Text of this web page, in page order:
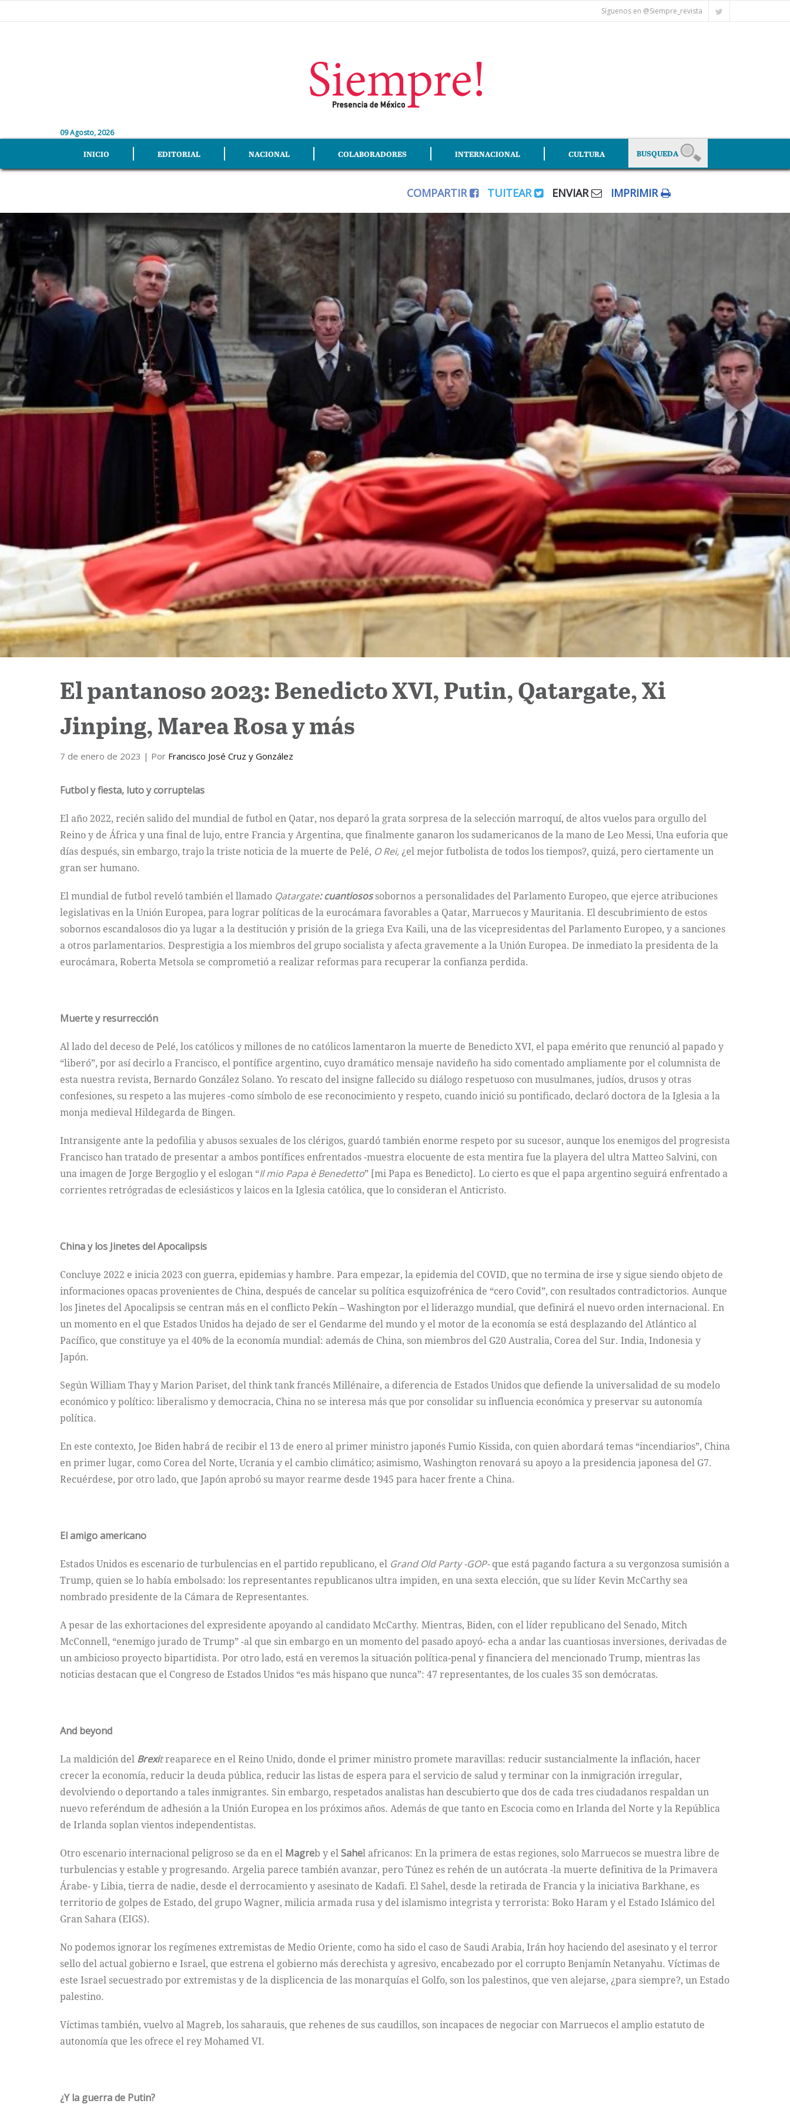
Síguenos en @Siempre_revista
09 Agosto, 2026
INICIO EDITORIAL NACIONAL COLABORADORES INTERNACIONAL CULTURA
COMPARTIR TUITEAR ENVIAR IMPRIMIR
El pantanoso 2023: Benedicto XVI, Putin, Qatargate, Xi
Jinping, Marea Rosa y más
7 de enero de 2023 | Por Francisco José Cruz y González
Futbol y fiesta, luto y corruptelas
El año 2022, recién salido del mundial de futbol en Qatar, nos deparó la grata sorpresa de la selección marroquí, de altos vuelos para orgullo del
Reino y de África y una final de lujo, entre Francia y Argentina, que finalmente ganaron los sudamericanos de la mano de Leo Messi, Una euforia que
días después, sin embargo, trajo la triste noticia de la muerte de Pelé, O Rei, ¿el mejor futbolista de todos los tiempos?, quizá, pero ciertamente un
gran ser humano.
El mundial de futbol reveló también el llamado Qatargate: cuantiosossobornos a personalidades del Parlamento Europeo, que ejerce atribuciones
legislativas en la Unión Europea, para lograr políticas de la eurocámara favorables a Qatar, Marruecos y Mauritania. El descubrimiento de estos
sobornos escandalosos dio ya lugar a la destitución y prisión de la griega Eva Kaili, una de las vicepresidentas del Parlamento Europeo, y a sanciones
a otros parlamentarios. Desprestigia a los miembros del grupo socialista y afecta gravemente a la Unión Europea. De inmediato la presidenta de la
eurocámara, Roberta Metsola se comprometió a realizar reformas para recuperar la confianza perdida.
Muerte y resurrección
Al lado del deceso de Pelé, los católicos y millones de no católicos lamentaron la muerte de Benedicto XVI, el papa emérito que renunció al papado y
“liberó”, por así decirlo a Francisco, el pontífice argentino, cuyo dramático mensaje navideño ha sido comentado ampliamente por el columnista de
esta nuestra revista, Bernardo González Solano. Yo rescato del insigne fallecido su diálogo respetuoso con musulmanes, judíos, drusos y otras
confesiones, su respeto a las mujeres -como símbolo de ese reconocimiento y respeto, cuando inició su pontificado, declaró doctora de la Iglesia a la
monja medieval Hildegarda de Bingen.
Intransigente ante la pedofilia y abusos sexuales de los clérigos, guardó también enorme respeto por su sucesor, aunque los enemigos del progresista
Francisco han tratado de presentar a ambos pontífices enfrentados -muestra elocuente de esta mentira fue la playera del ultra Matteo Salvini, con
una imagen de Jorge Bergoglio y el eslogan “Il mio Papa è Benedetto” [mi Papa es Benedicto]. Lo cierto es que el papa argentino seguirá enfrentado a
corrientes retrógradas de eclesiásticos y laicos en la Iglesia católica, que lo consideran el Anticristo.
China y los Jinetes del Apocalipsis
Concluye 2022 e inicia 2023 con guerra, epidemias y hambre. Para empezar, la epidemia del COVID, que no termina de irse y sigue siendo objeto de
informaciones opacas provenientes de China, después de cancelar su política esquizofrénica de “cero Covid”, con resultados contradictorios. Aunque
los Jinetes del Apocalipsis se centran más en el conflicto Pekín – Washington por el liderazgo mundial, que definirá el nuevo orden internacional. En
un momento en el que Estados Unidos ha dejado de ser el Gendarme del mundo y el motor de la economía se está desplazando del Atlántico al
Pacífico, que constituye ya el 40% de la economía mundial: además de China, son miembros del G20 Australia, Corea del Sur. India, Indonesia y
Japón.
Según William Thay y Marion Pariset, del think tank francés Millénaire, a diferencia de Estados Unidos que defiende la universalidad de su modelo
económico y político: liberalismo y democracia, China no se interesa más que por consolidar su influencia económica y preservar su autonomía
política.
En este contexto, Joe Biden habrá de recibir el 13 de enero al primer ministro japonés Fumio Kissida, con quien abordará temas “incendiarios”, China
en primer lugar, como Corea del Norte, Ucrania y el cambio climático; asimismo, Washington renovará su apoyo a la presidencia japonesa del G7.
Recuérdese, por otro lado, que Japón aprobó su mayor rearme desde 1945 para hacer frente a China.
El amigo americano
Estados Unidos es escenario de turbulencias en el partido republicano, el Grand Old Party -GOP-que está pagando factura a su vergonzosa sumisión a
Trump, quien se lo había embolsado: los representantes republicanos ultra impiden, en una sexta elección, que su líder Kevin McCarthy sea
nombrado presidente de la Cámara de Representantes.
A pesar de las exhortaciones del expresidente apoyando al candidato McCarthy. Mientras, Biden, con el líder republicano del Senado, Mitch
McConnell, “enemigo jurado de Trump” -al que sin embargo en un momento del pasado apoyó- echa a andar las cuantiosas inversiones, derivadas de
un ambicioso proyecto bipartidista. Por otro lado, está en veremos la situación política-penal y financiera del mencionado Trump, mientras las
noticias destacan que el Congreso de Estados Unidos “es más hispano que nunca”: 47 representantes, de los cuales 35 son demócratas.
And beyond
La maldición del Brexitreaparece en el Reino Unido, donde el primer ministro promete maravillas: reducir sustancialmente la inflación, hacer
crecer la economía, reducir la deuda pública, reducir las listas de espera para el servicio de salud y terminar con la inmigración irregular,
devolviendo o deportando a tales inmigrantes. Sin embargo, respetados analistas han descubierto que dos de cada tres ciudadanos respaldan un
nuevo referéndum de adhesión a la Unión Europea en los próximos años. Además de que tanto en Escocia como en Irlanda del Norte y la República
de Irlanda soplan vientos independentistas.
Otro escenario internacional peligroso se da en el Magreb y elSahel africanos: En la primera de estas regiones, solo Marruecos se muestra libre de
turbulencias y estable y progresando. Argelia parece también avanzar, pero Túnez es rehén de un autócrata -la muerte definitiva de la Primavera
Árabe- y Libia, tierra de nadie, desde el derrocamiento y asesinato de Kadafi. El Sahel, desde la retirada de Francia y la iniciativa Barkhane, es
territorio de golpes de Estado, del grupo Wagner, milicia armada rusa y del islamismo integrista y terrorista: Boko Haram y el Estado Islámico del
Gran Sahara (EIGS).
No podemos ignorar los regímenes extremistas de Medio Oriente, como ha sido el caso de Saudi Arabia, Irán hoy haciendo del asesinato y el terror
sello del actual gobierno e Israel, que estrena el gobierno más derechista y agresivo, encabezado por el corrupto Benjamín Netanyahu. Víctimas de
este Israel secuestrado por extremistas y de la displicencia de las monarquías el Golfo, son los palestinos, que ven alejarse, ¿para siempre?, un Estado
palestino.
Víctimas también, vuelvo al Magreb, los saharauis, que rehenes de sus caudillos, son incapaces de negociar con Marruecos el amplio estatuto de
autonomía que les ofrece el rey Mohamed VI.
¿Y la guerra de Putin?